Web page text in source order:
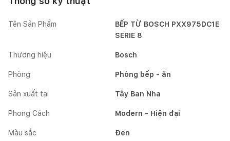
Tên Sản Phẩm
BẾP TỪ BOSCH PXX975DC1E
SERIE 8
Thương hiệu Bosch
Phòng Phòng bếp - ăn
Sản xuất tại Tây Ban Nha
Phong Cách Modern - Hiện đại
Màu sắc Đen